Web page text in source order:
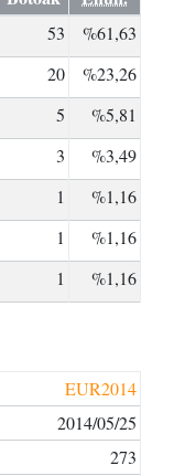
53
%61,63
20
%23,26
5
%5,81
3
%3,49
1
%1,16
1
%1,16
1 %1,16
EUR2014
2014/05/25
273